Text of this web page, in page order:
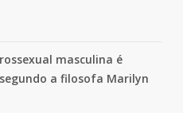
masculina é
a filosofa Marilyn